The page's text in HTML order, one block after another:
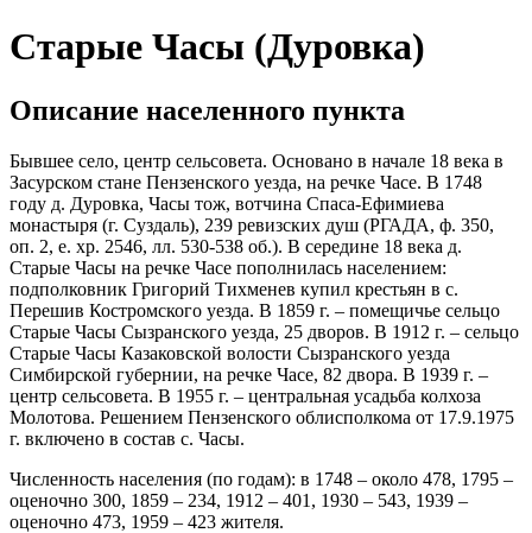
Старые Часы (Дуровка)
Описание населенного пункта
Бывшее село, центр сельсовета. Основано в начале 18 века в
Засурском стане Пензенского уезда, на речке Часе. В 1748
году д. Дуровка, Часы тож, вотчина Спаса-Ефимиева
монастыря (г. Суздаль), 239 ревизских душ (РГАДА, ф. 350,
оп. 2, е. хр. 2546, лл. 530-538 об.). В середине 18 века д.
Старые Часы на речке Часе пополнилась населением:
подполковник Григорий Тихменев купил крестьян в с.
Перешив Костромского уезда. В 1859 г. – помещичье сельцо
Старые Часы Сызранского уезда, 25 дворов. В 1912 г. – сельцо
Старые Часы Казаковской волости Сызранского уезда
Симбирской губернии, на речке Часе, 82 двора. В 1939 г. –
центр сельсовета. В 1955 г. – центральная усадьба колхоза
Молотова. Решением Пензенского облисполкома от 17.9.1975
г. включено в состав с. Часы.
Численность населения (по годам): в 1748 – около 478, 1795 –
оценочно 300, 1859 – 234, 1912 – 401, 1930 – 543, 1939 –
оценочно 473, 1959 – 423 жителя.